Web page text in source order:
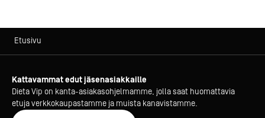
Etusivu
Kattavammat edut jäsenasiakkaille
Dieta Vip on kanta-asiakasohjelmamme, jolla saat huomattavia
etuja verkkokaupastamme ja muista kanavistamme.